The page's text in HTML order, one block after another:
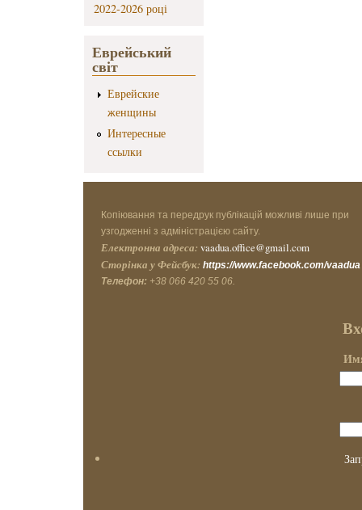
2022-2026 році
Еврейський
світ
Еврейские
женщины
Интересные
ссылки
Копіювання та передрук публікацій можливі лише при
узгодженні з адміністрацією сайту.
Електронна адреса: vaadua.office@gmail.com
Сторінка у Фейсбук: https://www.facebook.com/vaadua
Телефон: +38 066 420 55 06.